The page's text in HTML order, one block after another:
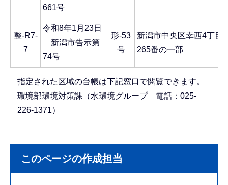
661号
整-R7-
7
令和8年1月23日
新潟市告示第
74号
形-53
号
新潟市中央区幸西4丁目
265番の一部
指定された区域の台帳は下記窓口で閲覧できます。
環境部環境対策課（水環境グループ 電話：025-
226-1371）
このページの作成担当